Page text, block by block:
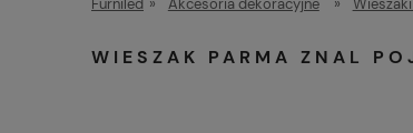
Furniled » Akcesoria dekoracyjne »
WIESZAK PARMA ZNAL